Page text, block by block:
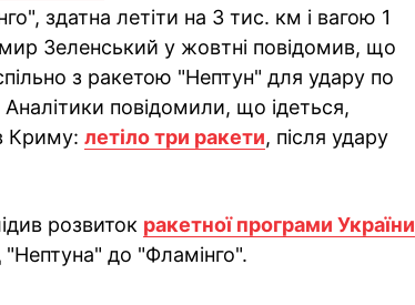
здатна летіти на 3 тис. км і вагою 1
Зеленський у жовтні повідомив, що
з ракетою "Нептун" для удару по
повідомили, що ідеться,
Криму: летіло три ракети, після удару
розвиток ракетної програми України
"Нептуна" до "Фламінго".